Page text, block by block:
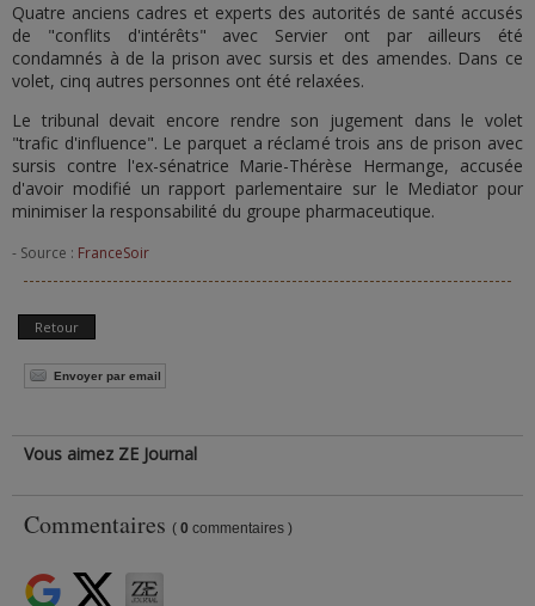
Quatre anciens cadres et experts des autorités de santé accusés
de "conflits d'intérêts" avec Servier ont par ailleurs été
condamnés à de la prison avec sursis et des amendes. Dans ce
volet, cinq autres personnes ont été relaxées.
Le tribunal devait encore rendre son jugement dans le volet
"trafic d'influence". Le parquet a réclamé trois ans de prison avec
sursis contre l'ex-sénatrice Marie-Thérèse Hermange, accusée
d'avoir modifié un rapport parlementaire sur le Mediator pour
minimiser la responsabilité du groupe pharmaceutique.
- Source : FranceSoir
Retour
Envoyer par email
Vous aimez ZE Journal
Commentaires ( 0 commentaires )